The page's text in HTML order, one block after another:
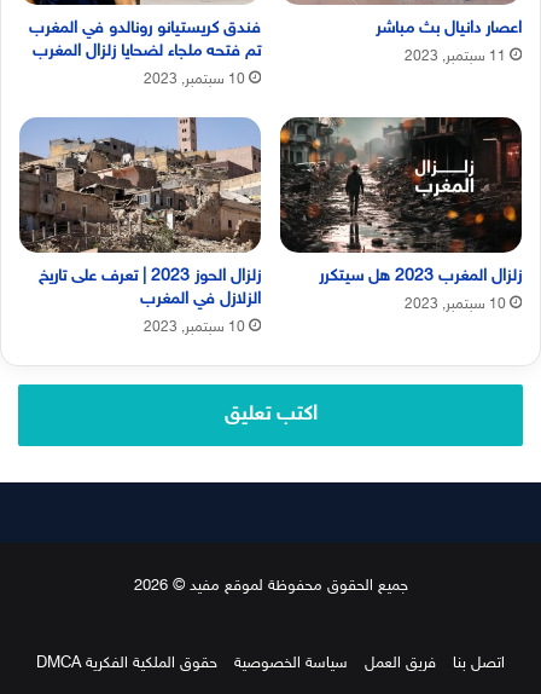
اعصار دانيال بث مباشر
11 سبتمبر, 2023
فندق كريستيانو رونالدو في المغرب
تم فتحه ملجاء لضحايا زلزال المغرب
10 سبتمبر, 2023
زلزال المغرب 2023 هل سيتكرر
10 سبتمبر, 2023
زلزال الحوز 2023 | تعرف على تاريخ
الزلازل في المغرب
10 سبتمبر, 2023
اكتب تعليق
جميع الحقوق محفوظة لموقع مفيد © 2026
اتصل بنا فريق العمل سياسة الخصوصية
حقوق الملكية الفكرية DMCA